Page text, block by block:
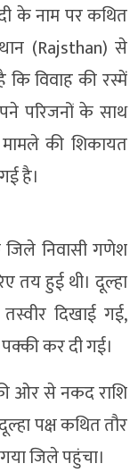
के नाम पर कथित
(Rajsthan) से
विवाह की रस्में
परिजनों के साथ
की शिकायत
है।
निवासीगणेश
तय हुई थी। दूल्हा
दिखाई गई,
कर दी गई।
ओर से नकद राशि
पक्ष कथित तौर
जिले पहुंचा।